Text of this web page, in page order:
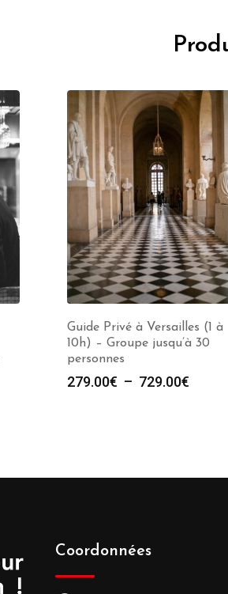
Guide Privé à Versailles (1 à
10h) – Groupe jusqu’à 30
personnes
279.00€ – 729.00€
Coordonnées